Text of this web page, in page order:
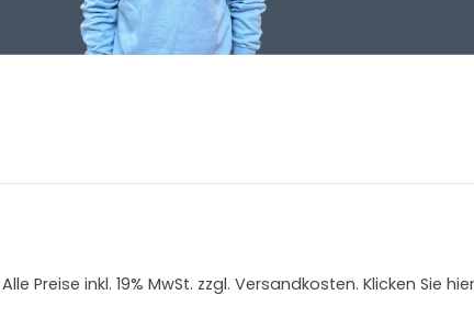
Alle Preise inkl. 19% MwSt. zzgl. Versandkosten. Klicken